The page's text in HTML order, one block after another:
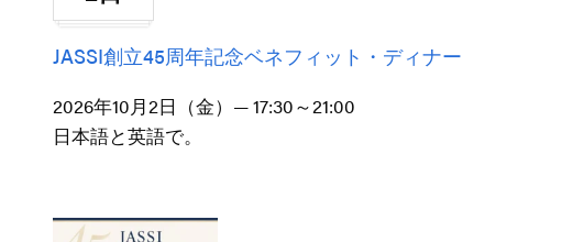
JASSI創立45周年記念ベネフィット・ディナー
2026年10月2日（金）— 17:30～21:00
日本語と英語で。